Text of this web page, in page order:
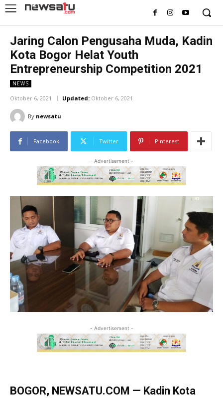
Jaring Calon Pengusaha Muda, Kadin
Kota Bogor Helat Youth
Entrepreneurship Competition 2021
NEWS
Oktober 6, 2021 Updated: Oktober 6, 2021
By newsatu
Facebook Twitter Pinterest
- Advertisement -
- Advertisement -
BOGOR, NEWSATU.COM — Kadin Kota